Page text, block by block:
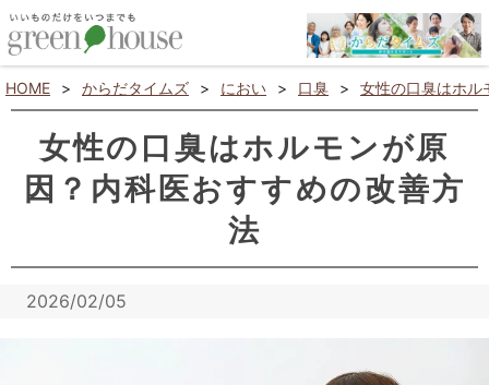
HOME > からだタイムズ > におい > 口臭 > 女性の口臭はホル
女性の口臭はホルモンが原
因？内科医おすすめの改善方
法
2026/02/05